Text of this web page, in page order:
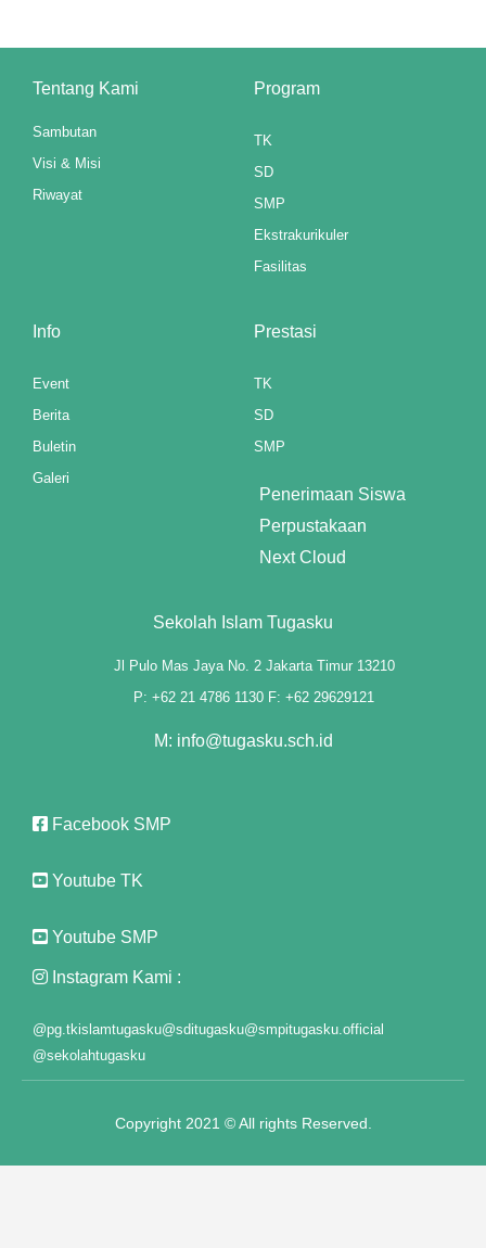
satın al
panel
panel
panel
Panel
Tentang Kami
Sambutan
Visi & Misi
Riwayat
Program
TK
SD
SMP
Ekstrakurikuler
Fasilitas
Info
Event
Berita
Buletin
Galeri
Prestasi
TK
SD
SMP
Penerimaan Siswa
Perpustakaan
Next Cloud
Sekolah Islam Tugasku
Jl Pulo Mas Jaya No. 2 Jakarta Timur 13210
P: +62 21 4786 1130 F: +62 29629121
M: info@tugasku.sch.id
Facebook SMP
Youtube TK
Youtube SMP
Instagram Kami :
@pg.tkislamtugasku@sditugasku@smpitugasku.official
@sekolahtugasku
Copyright 2021 © All rights Reserved.